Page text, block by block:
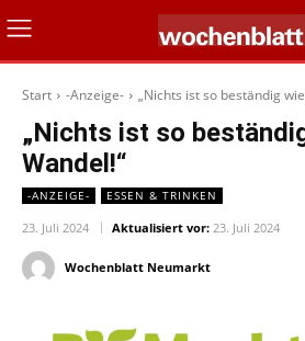
Start -Anzeige- „Nichts ist so beständig
„Nichts ist so
Wandel!“
-ANZEIGE- ESSEN & TRINKEN
23. Juli 2024 Aktualisiert vor: 23. Juli 2024
Wochenblatt Neumarkt